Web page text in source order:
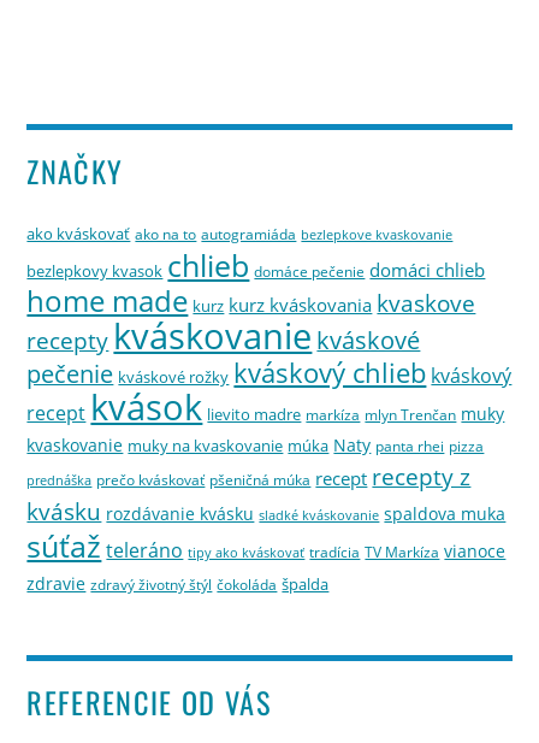
ZNAČKY
ako kváskovať ako na to autogramiáda bezlepkove kvaskovanie
bezlepkovy kvasok chlieb domáce pečenie domáci chlieb
home made kurz kurz kváskovania kvaskove
recepty kváskovanie kváskové
pečenie kváskové rožky kváskový chlieb kváskový
recept kvások lievito madre markíza mlyn Trenčan muky
kvaskovanie muky na kvaskovanie múka Naty panta rhei pizza
prednáška prečo kváskovať pšeničná múka recept recepty z
kvásku rozdávanie kvásku sladké kváskovanie spaldova muka
súťaž teleráno tipy ako kváskovať tradícia TV Markíza vianoce
zdravie zdravý životný štýl čokoláda špalda
REFERENCIE OD VÁS